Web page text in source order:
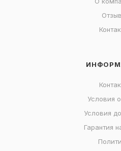
Условия
Условия
Гарантия